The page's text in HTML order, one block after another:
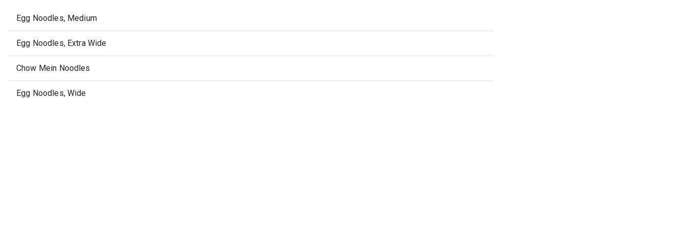
Egg Noodles, Medium
Egg Noodles, Extra Wide
Chow Mein Noodles
Egg Noodles, Wide